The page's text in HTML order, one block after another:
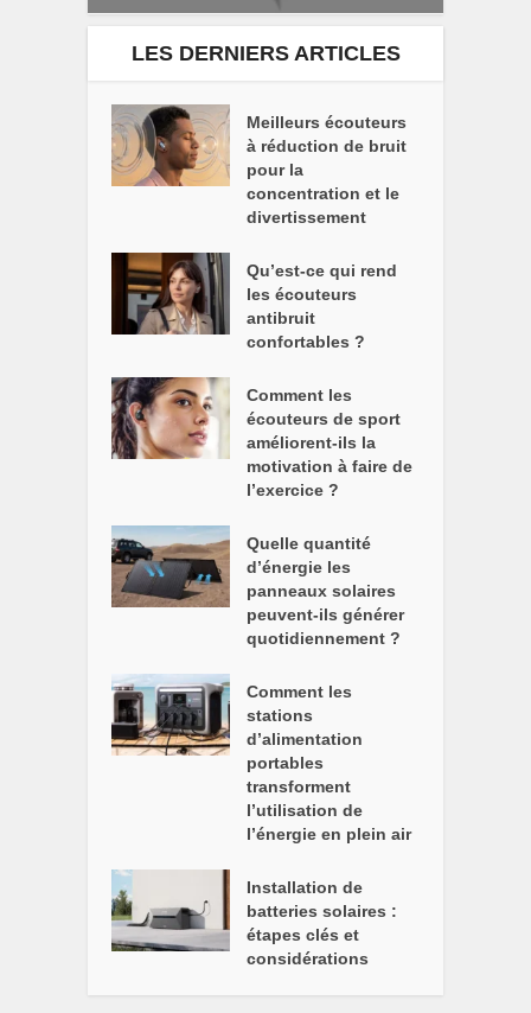
LES DERNIERS ARTICLES
Meilleurs écouteurs
à réduction de bruit
pour la
concentration et le
divertissement
Qu’est-ce qui rend
les écouteurs
antibruit
confortables ?
Comment les
écouteurs de sport
améliorent-ils la
motivation à faire de
l’exercice ?
Quelle quantité
d’énergie les
panneaux solaires
peuvent-ils générer
quotidiennement ?
Comment les
stations
d’alimentation
portables
transforment
l’utilisation de
l’énergie en plein air
Installation de
batteries solaires :
étapes clés et
considérations